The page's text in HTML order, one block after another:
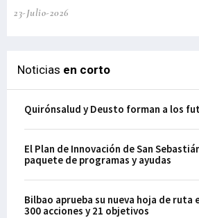
23-Julio-2026
Noticias en corto
Quirónsalud y Deusto forman a los
El Plan de Innovación de San
paquete de programas y ayudas
Bilbao aprueba su nueva hoja de ruta
300 acciones y 21 objetivos